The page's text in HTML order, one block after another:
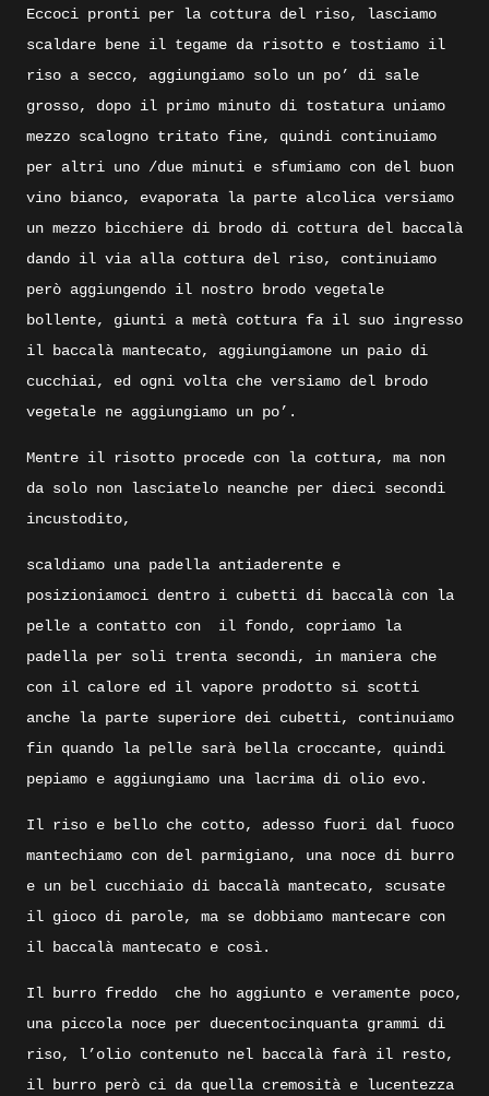
Eccoci pronti per la cottura del riso, lasciamo
scaldare bene il tegame da risotto e tostiamo il
riso a secco, aggiungiamo solo un po’ di sale
grosso, dopo il primo minuto di tostatura uniamo
mezzo scalogno tritato fine, quindi continuiamo
per altri uno /due minuti e sfumiamo con del buon
vino bianco, evaporata la parte alcolica versiamo
un mezzo bicchiere di brodo di cottura del baccalà
dando il via alla cottura del riso, continuiamo
però aggiungendo il nostro brodo vegetale
bollente, giunti a metà cottura fa il suo ingresso
il baccalà mantecato, aggiungiamone un paio di
cucchiai, ed ogni volta che versiamo del brodo
vegetale ne aggiungiamo un po’.
Mentre il risotto procede con la cottura, ma non
da solo non lasciatelo neanche per dieci secondi
incustodito,
scaldiamo una padella antiaderente e
posizioniamoci dentro i cubetti di baccalà con la
pelle a contatto con
il fondo, copriamo la
padella per soli trenta secondi, in maniera che
con il calore ed il vapore prodotto si scotti
anche la parte superiore dei cubetti, continuiamo
fin quando la pelle sarà bella croccante, quindi
pepiamo e aggiungiamo una lacrima di olio evo.
Il riso e bello che cotto, adesso fuori dal fuoco
mantechiamo con del parmigiano, una noce di burro
e un bel cucchiaio di baccalà mantecato, scusate
il gioco di parole, ma se dobbiamo mantecare con
il baccalà mantecato e così.
Il burro freddo
che ho aggiunto e veramente poco,
una piccola noce per duecentocinquanta grammi di
riso, l’olio contenuto nel baccalà farà il resto,
il burro però ci da quella cremosità e lucentezza